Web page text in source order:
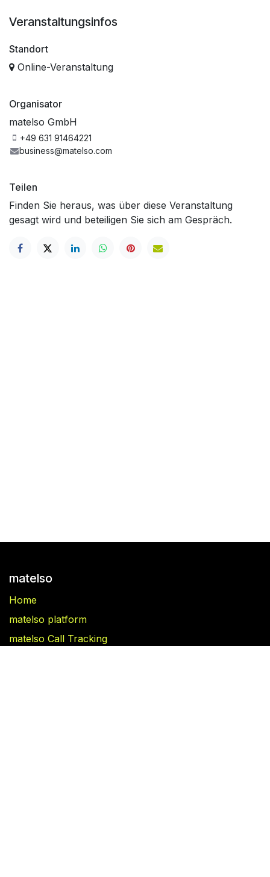
Veranstaltungsinfos
Standort
Online-Veranstaltung
Organisator
matelso GmbH
+49 631 91464221
business@matelso.com
Teilen
Finden Sie heraus, was über diese Veranstaltung
gesagt wird und beteiligen Sie sich am Gespräch.
matelso
Home
matelso platform
matelso Call Tracking